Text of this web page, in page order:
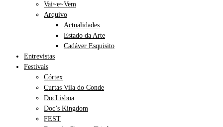
Vai~e~Vem
Arquivo
Actualidades
Estado da Arte
Cadáver Esquisito
Entrevistas
Festivais
Córtex
Curtas Vila do Conde
DocLisboa
Doc’s Kingdom
FEST